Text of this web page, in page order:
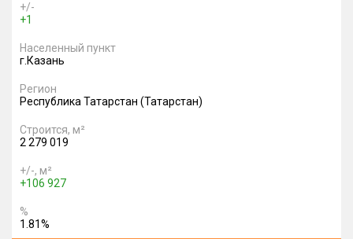
+/-
+1
Населенный пункт
г.Казань
Регион
Республика Татарстан (Татарстан)
Строится, м²
2 279 019
+/-, м²
+106 927
%
1.81%